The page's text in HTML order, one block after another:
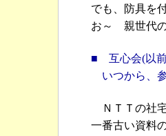
でも、防具を
お～ 親世代
■ 互心会(以前
いつから、参
ＮＴＴの社
一番古い資料